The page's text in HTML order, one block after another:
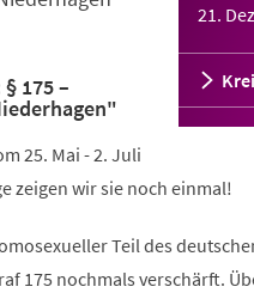
21.
175 –
25. Mai - 2. Juli
zeigen wir sie noch einmal!
Teil des
175 nochmals verschärft.